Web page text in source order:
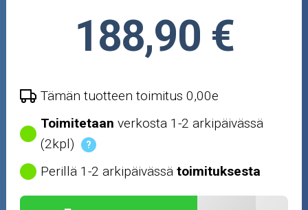
Outlet-tuotteet188,90 €
Tämän tuotteen toimitus 0,00e
Toimitetaan verkosta 1-2 arkipäivässä
(2kpl)
?
Perillä 1-2 arkipäivässätoimituksesta